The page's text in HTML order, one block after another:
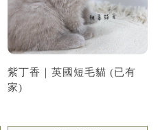
紫丁香｜英國短毛貓 (已有
家)